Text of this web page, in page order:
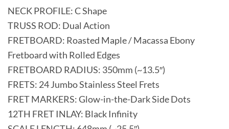
NECK PROFILE: C Shape
TRUSS ROD: Dual Action
FRETBOARD: Roasted Maple / Macassa Ebony
Fretboard with Rolled Edges
FRETBOARD RADIUS: 350mm (~13.5″)
FRETS: 24 Jumbo Stainless Steel Frets
FRET MARKERS: Glow-in-the-Dark Side Dots
12TH FRET INLAY: Black Infinity